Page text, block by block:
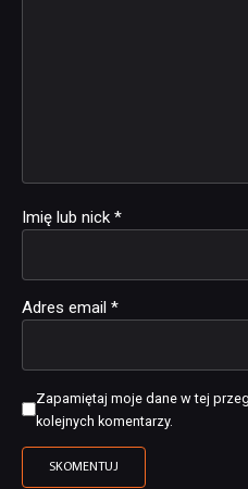
Imię lub nick *
Adres email *
Zapamiętaj moje dane w tej
kolejnych komentarzy.